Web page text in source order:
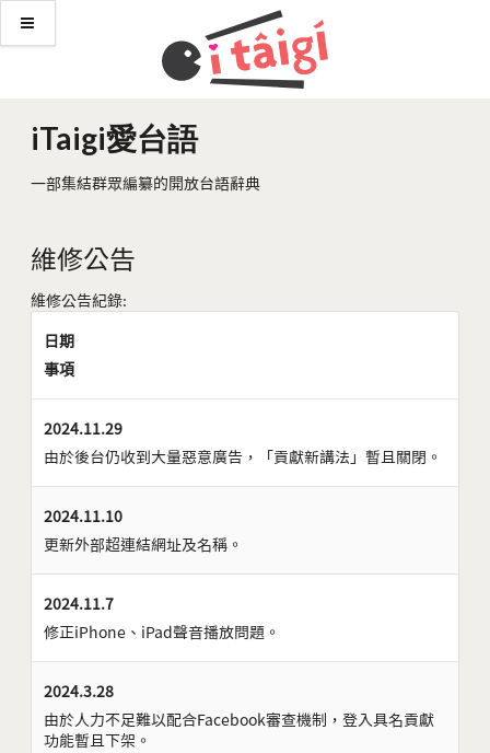
iTaigi愛台語
一部集結群眾編纂的開放台語辭典
維修公告
維修公告紀錄:
日期
事項
2024.11.29
由於後台仍收到大量惡意廣告，「貢獻新講法」暫且關閉。
2024.11.10
更新外部超連結網址及名稱。
2024.11.7
修正iPhone、iPad聲音播放問題。
2024.3.28
由於人力不足難以配合Facebook審查機制，登入具名貢獻
功能暫且下架。